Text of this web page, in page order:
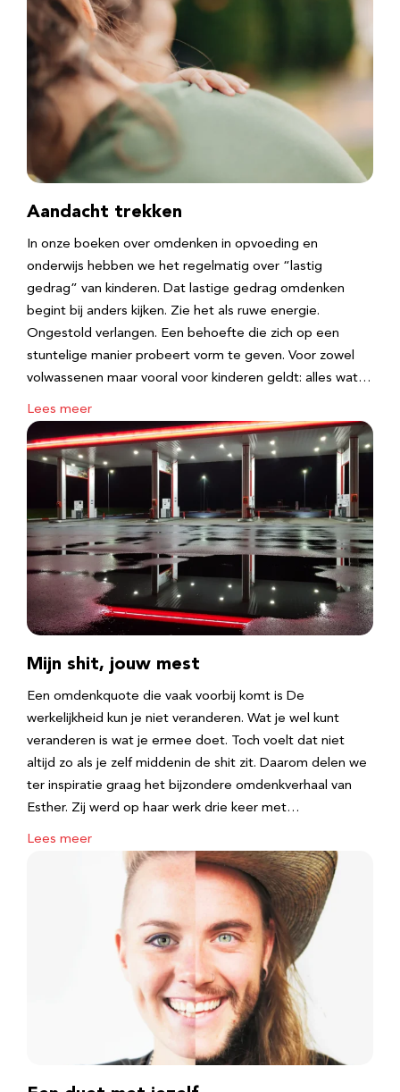
Aandacht trekken
In onze boeken over omdenken in opvoeding en
onderwijs hebben we het regelmatig over “lastig
gedrag” van kinderen. Dat lastige gedrag omdenken
begint bij anders kijken. Zie het als ruwe energie.
Ongestold verlangen. Een behoefte die zich op een
stuntelige manier probeert vorm te geven. Voor zowel
volwassenen maar vooral voor kinderen geldt: alles wat…
Lees meer
Mijn shit, jouw mest
Een omdenkquote die vaak voorbij komt is De
werkelijkheid kun je niet veranderen. Wat je wel kunt
veranderen is wat je ermee doet. Toch voelt dat niet
altijd zo als je zelf middenin de shit zit. Daarom delen we
ter inspiratie graag het bijzondere omdenkverhaal van
Esther. Zij werd op haar werk drie keer met…
Lees meer